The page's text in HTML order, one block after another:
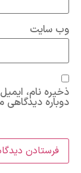
وب‌ سایت
ذخیره نام،
دوباره